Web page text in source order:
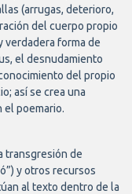
(arrugas, deterioro,
del cuerpo propio
verdadera forma de
el desnudamiento
del propio
así se crea una
el poemario.
transgresión de
y otros recursos
al texto dentro de la